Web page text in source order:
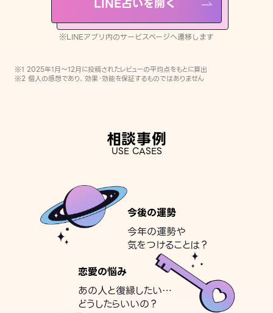
※LINEアプリ内のサービスページへ遷移します
※1 2025年1月〜12月に投稿されたレビューの平均点をもとに算出
※2 個人の感想であり、効果・効能を保証するものではありません
相談事例
USE CASES
今後の運勢
今年の運勢や
気をつけることは？
恋愛の悩み
あの人と復縁したい…
どうしたらいいの？